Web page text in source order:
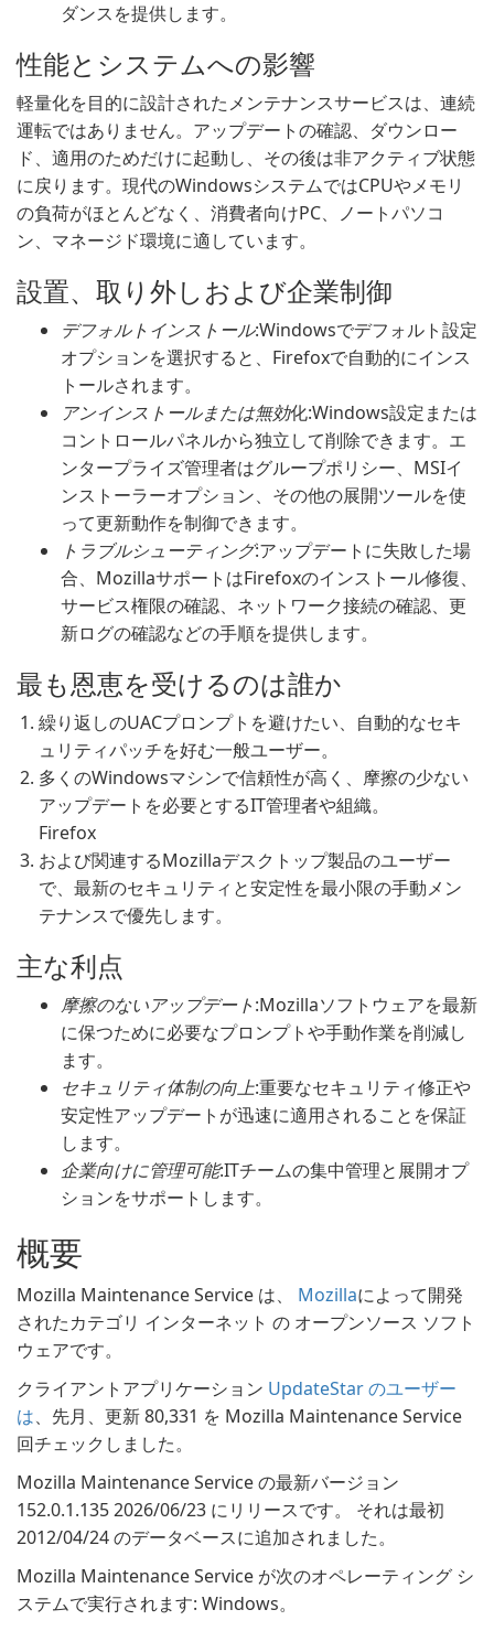
ダンスを提供します。
性能とシステムへの影響
軽量化を目的に設計されたメンテナンスサービスは、連続
運転ではありません。アップデートの確認、ダウンロー
ド、適用のためだけに起動し、その後は非アクティブ状態
に戻ります。現代のWindowsシステムではCPUやメモリ
の負荷がほとんどなく、消費者向けPC、ノートパソコ
ン、マネージド環境に適しています。
設置、取り外しおよび企業制御
デフォルトインストール:Windowsでデフォルト設定
オプションを選択すると、Firefoxで自動的にインス
トールされます。
アンインストールまたは無効化:Windows設定または
コントロールパネルから独立して削除できます。エ
ンタープライズ管理者はグループポリシー、MSIイ
ンストーラーオプション、その他の展開ツールを使
って更新動作を制御できます。
トラブルシューティング:アップデートに失敗した場
合、MozillaサポートはFirefoxのインストール修復、
サービス権限の確認、ネットワーク接続の確認、更
新ログの確認などの手順を提供します。
最も恩恵を受けるのは誰か
繰り返しのUACプロンプトを避けたい、自動的なセキ
ュリティパッチを好む一般ユーザー。
多くのWindowsマシンで信頼性が高く、摩擦の少ない
アップデートを必要とするIT管理者や組織。
Firefox
および関連するMozillaデスクトップ製品のユーザー
で、最新のセキュリティと安定性を最小限の手動メン
テナンスで優先します。
主な利点
摩擦のないアップデート:Mozillaソフトウェアを最新
に保つために必要なプロンプトや手動作業を削減し
ます。
セキュリティ体制の向上:重要なセキュリティ修正や
安定性アップデートが迅速に適用されることを保証
します。
企業向けに管理可能:ITチームの集中管理と展開オプ
ションをサポートします。
概要
Mozilla Maintenance Service は、 Mozillaによって開発
されたカテゴリ インターネット の オープンソース ソフト
ウェアです。
クライアントアプリケーション UpdateStar のユーザー
は、先月、更新 80,331 を Mozilla Maintenance Service
回チェックしました。
Mozilla Maintenance Service の最新バージョン
152.0.1.135 2026/06/23 にリリースです。 それは最初
2012/04/24 のデータベースに追加されました。
Mozilla Maintenance Service が次のオペレーティング シ
ステムで実行されます: Windows。